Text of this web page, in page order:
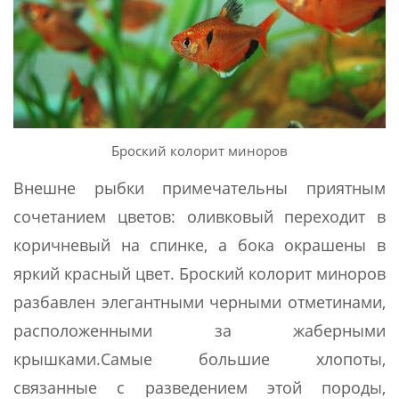
Броский колорит миноров
Внешне рыбки примечательны приятным
сочетанием цветов: оливковый переходит в
коричневый на спинке, а бока окрашены в
яркий красный цвет. Броский колорит миноров
разбавлен элегантными черными отметинами,
расположенными за жаберными
крышками.Самые большие хлопоты,
связанные с разведением этой породы,